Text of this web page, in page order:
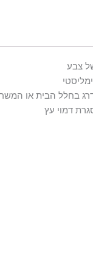
צבע
בחלל הבית או
דמוי עץ